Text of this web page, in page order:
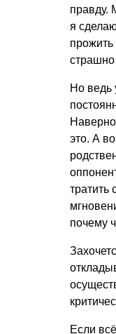
правду.
я
страшно
Но ведь
это. А
тратить
почему
Если